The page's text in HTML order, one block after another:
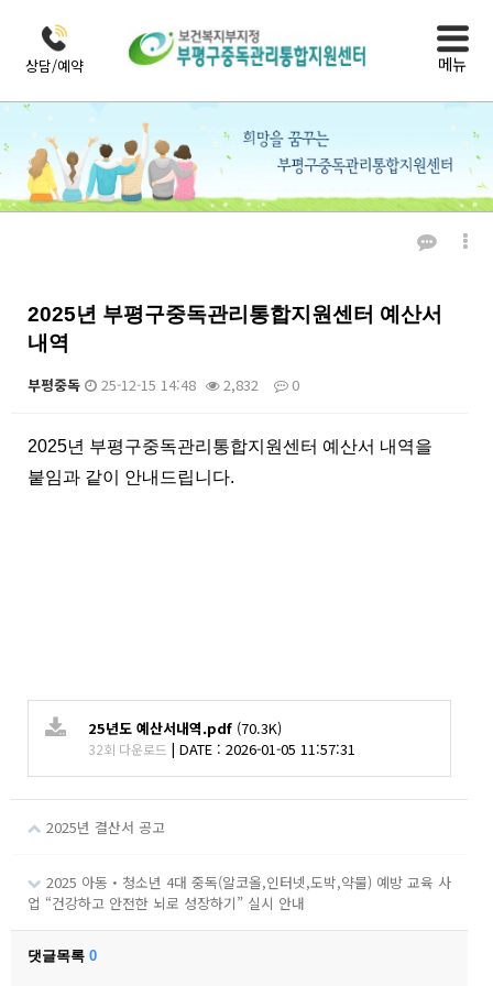
상담/예약 메뉴
열린마당
자료실
2025년 부평구중독관리통합지원센터 예산서
내역
부평중독 25-12-15 14:48 2,832 0
본문
2025년 부평구중독관리통합지원센터 예산서 내역을
붙임과 같이 안내드립니다.
25년도 예산서내역.pdf (70.3K)
32회 다운로드 | DATE : 2026-01-05 11:57:31
2025년 결산서 공고
2025 아동・청소년 4대 중독(알코올,인터넷,도박,약물) 예방 교육 사
업 “건강하고 안전한 뇌로 성장하기” 실시 안내
댓글목록 0